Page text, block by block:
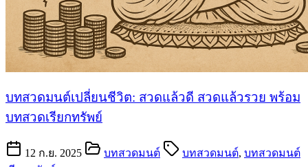
บทสวดมนต์เปลี่ยนชีวิต: สวดแล้วดี สวดแล้วรวย พร้อม
บทสวดเรียกทรัพย์
12 ก.ย. 2025 บทสวดมนต์ บทสวดมนต์, บทสวดมนต์